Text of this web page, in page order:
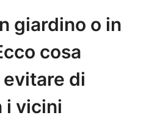
giardino o in
cosa
di
i vicini